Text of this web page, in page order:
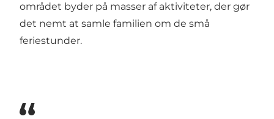
området byder på masser af aktiviteter, der gør
det nemt at samle familien om de små
feriestunder.